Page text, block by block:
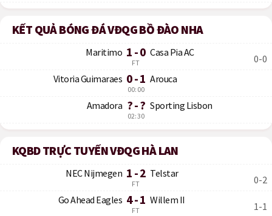
KẾT QUẢ BÓNG ĐÁ VĐQG BỒ ĐÀO NHA
0-0
Maritimo 1 - 0 Casa Pia AC
FT
Vitoria Guimaraes 0 - 1 Arouca
00:00
Amadora ? - ? Sporting Lisbon
02:30
KQBD TRỰC TUYẾN VĐQG HÀ LAN
0-2
NEC Nijmegen 1 - 2 Telstar
FT
1-1
Go Ahead Eagles 4 - 1 Willem II
FT